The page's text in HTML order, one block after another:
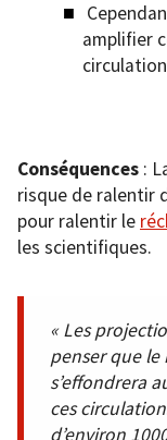
amplifier
Conséquences :
risque de ralentir
pour ralentir le
les scientifiques.
« Les
penser que le
s’effondrera
ces
d’environ